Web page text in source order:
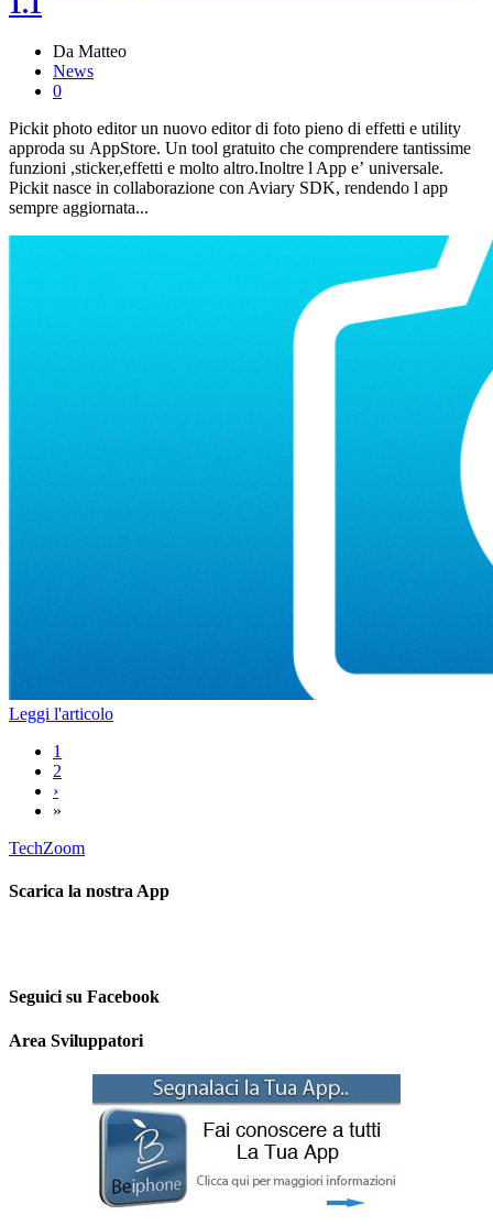
Da Matteo
News
0
Pickit photo editor un nuovo editor di foto pieno di effetti e utility
approda su AppStore. Un tool gratuito che comprendere tantissime
funzioni ,sticker,effetti e molto altro.Inoltre l App e’ universale.
Pickit nasce in collaborazione con Aviary SDK, rendendo l app
sempre aggiornata...
Leggi l'articolo
1
2
›
»
TechZoom
Scarica la nostra App
Seguici su Facebook
Area Sviluppatori